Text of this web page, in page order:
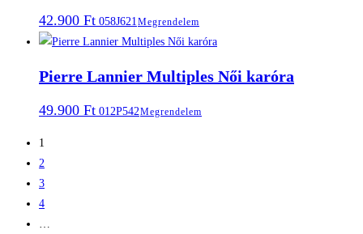
42.900 Ft 058J621 Megrendelem
Pierre Lannier Multiples Női karóra
49.900 Ft 012P542Megrendelem
1
2
3
4
…